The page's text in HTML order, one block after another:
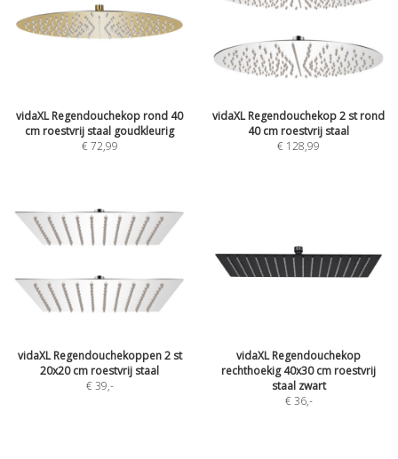
vidaXL Regendouchekop rond 40
cm roestvrij staal goudkleurig
€ 72,99
vidaXL Regendouchekop 2 st rond
40 cm roestvrij staal
€ 128,99
vidaXL Regendouchekoppen 2 st
20x20 cm roestvrij staal
€ 39,-
vidaXL Regendouchekop
rechthoekig 40x30 cm roestvrij
staal zwart
€ 36,-